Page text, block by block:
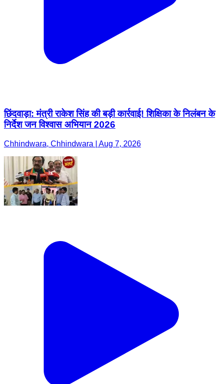
छिंदवाड़ा: मंत्री राकेश सिंह की बड़ी कार्रवाई! शिक्षिका के निलंबन के
निर्देश जन विश्वास अभियान 2026
Chhindwara, Chhindwara | Aug 7, 2026